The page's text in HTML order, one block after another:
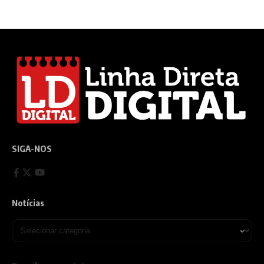
SIGA-NOS
Notícias